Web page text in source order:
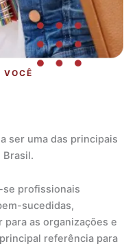
ser uma das principais
Brasil.
se profissionais
sucedidas,
as organizações e
referência para